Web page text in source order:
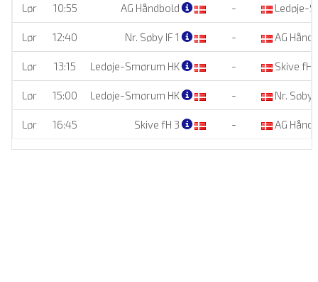
Lør 10:55 AG Håndbold - Ledøje-
Lør 12:40 Nr. Søby IF 1 - AG
Lør 13:15 Ledøje-Smørum HK - Skive fH
Lør 15:00 Ledøje-Smørum HK - Nr. Søby
Lør 16:45 Skive fH 3 - AG